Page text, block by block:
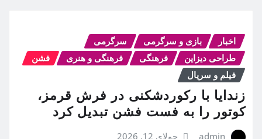
اخبار بازی و سرگرمی
سرگرمی
طراحی دیزاین
فرهنگی فرهنگی و هنری
فشن
فیلم و سریال
زندایا با رکوردشکنی در فرش قرمز،
کوتور را به فست فشن تبدیل کرد
admin جولای 12, 2026